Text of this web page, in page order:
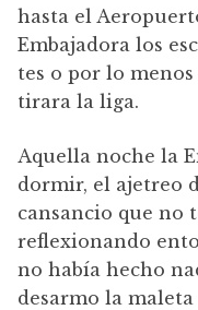
hasta el
Embajadora los
tes o por lo
tirara la liga.
Aquella noche la
dormir, el ajetreo
cansancio que no
reflexionando
no había hecho
desarmo la